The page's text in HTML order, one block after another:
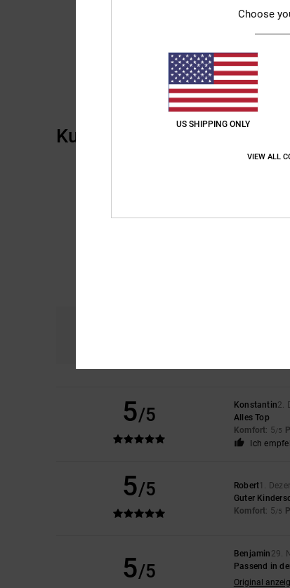
Kundenbewertungen
5/5 Konstantin2.
Alles Top
Komfort: 5/5
Ich
5/5 Robert1.
Guter
Komfort: 5/5
5/5
Benjamin 29.
Passend in
Original
Choose
US SHIPPING ONLY
VIEW ALL